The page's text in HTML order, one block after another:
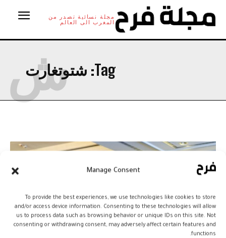
Manage Consent
To provide the best experiences, we use technologies like cookies to store
and/or access device information. Consenting to these technologies will allow
us to process data such as browsing behavior or unique IDs on this site. Not
consenting or withdrawing consent, may adversely affect certain features and
functions.
مجلة نسائية تصدر من
المغرب الى العالم
Tag: شتوتغارت
ش